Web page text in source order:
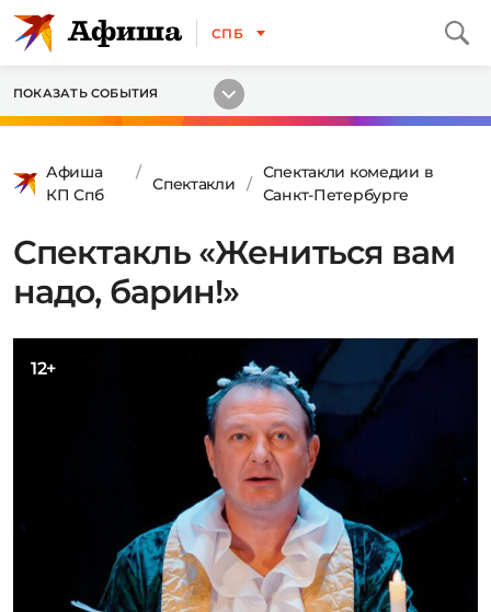
СПБ
ПОКАЗАТЬ СОБЫТИЯ
Афиша
КП Спб
Спектакли
Спектакли комедии в
Санкт-Петербурге
Спектакль «Жениться вам
надо, барин!»
12+